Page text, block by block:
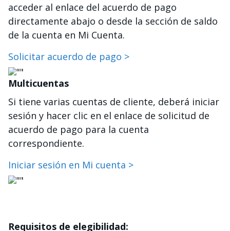
acceder al enlace del acuerdo de pago
directamente abajo o desde la sección de saldo
de la cuenta en Mi Cuenta.
Solicitar acuerdo de pago >
Imagen
Multicuentas
Si tiene varias cuentas de cliente, deberá iniciar
sesión y hacer clic en el enlace de solicitud de
acuerdo de pago para la cuenta
correspondiente.
Iniciar sesión en Mi cuenta >
Imagen
Requisitos de elegibilidad: